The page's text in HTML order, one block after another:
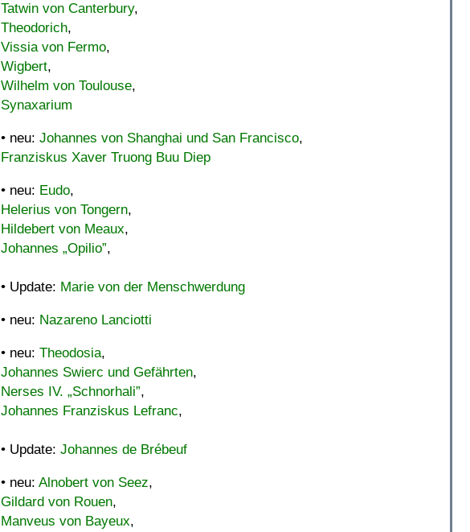
Tatwin von Canterbury,
Theodorich,
Vissia von Fermo,
Wigbert,
Wilhelm von Toulouse,
Synaxarium
• neu: Johannes von Shanghai und San Francisco,
Franziskus Xaver Truong Buu Diep
• neu: Eudo,
Helerius von Tongern,
Hildebert von Meaux,
Johannes „Opilio”,
• Update: Marie von der Menschwerdung
• neu: Nazareno Lanciotti
• neu: Theodosia,
Johannes Swierc und Gefährten,
Nerses IV. „Schnorhali”,
Johannes Franziskus Lefranc,
• Update: Johannes de Brébeuf
• neu: Alnobert von Seez,
Gildard von Rouen,
Manveus von Bayeux,